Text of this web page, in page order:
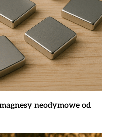
neodymowe od